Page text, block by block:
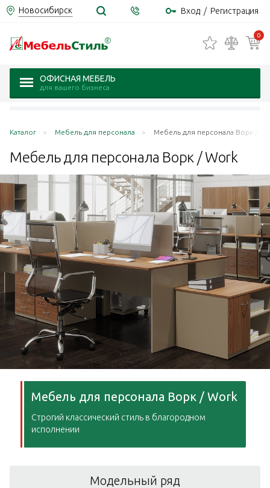
Новосибирск Вход / Регистрация
0
ОФИСНАЯ МЕБЕЛЬ
для вашего бизнеса
Каталог Мебель для персонала Мебель для персонала Ворк /
Мебель для персонала Ворк /Work
Мебель для персонала Ворк / Work
Строгий классический стиль в благородном
исполнении
Модельный ряд